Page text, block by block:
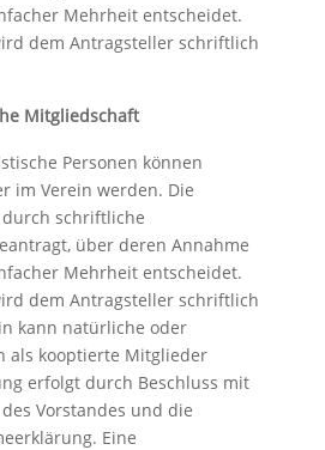
Mehrheit entscheidet.
dem Antragsteller schriftlich
Mitgliedschaft
Personen können
im Verein werden. Die
schriftliche
über deren Annahme
Mehrheit entscheidet.
dem Antragsteller schriftlich
kann natürliche oder
als kooptierte Mitglieder
erfolgt durch Beschluss mit
Vorstandes und die
Eine